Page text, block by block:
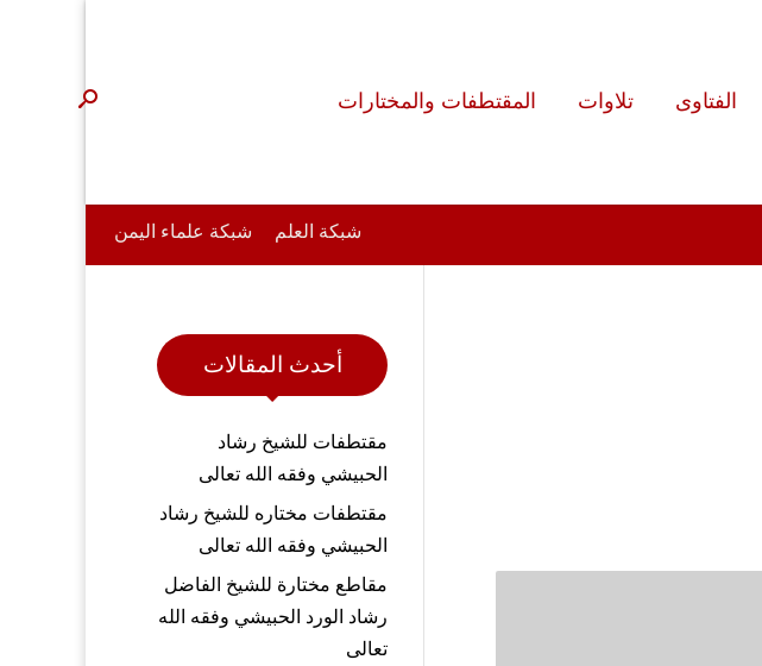
الفتاوى تلاوات المقتطفات والمختارات
شبكة العلم شبكة علماء اليمن
أحدث المقالات
مقتطفات للشيخ رشاد
الحبيشي وفقه الله تعالى
مقتطفات مختاره للشيخ رشاد
الحبيشي وفقه الله تعالى
مقاطع مختارة للشيخ الفاضل
رشاد الورد الحبيشي وفقه الله
تعالى